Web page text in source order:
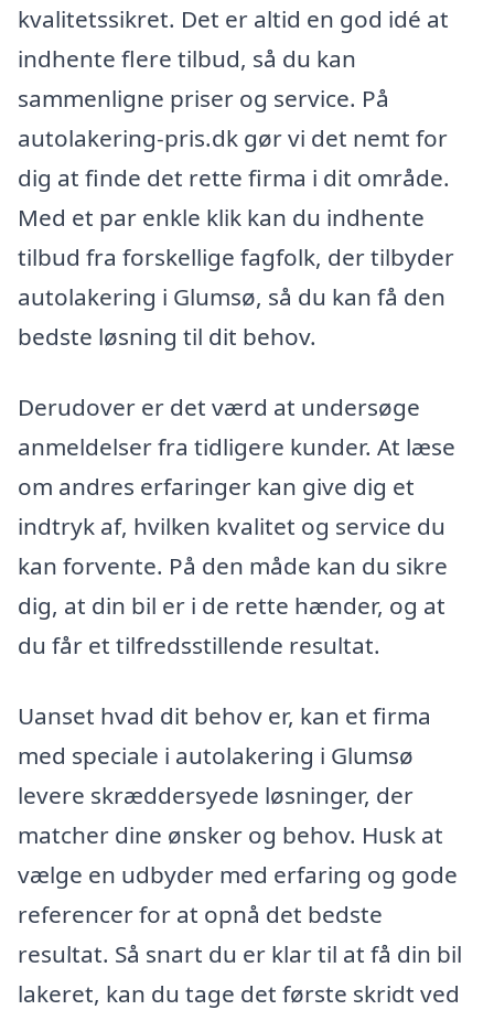
kvalitetssikret. Det er altid en god idé at
indhente flere tilbud, så du kan
sammenligne priser og service. På
autolakering-pris.dk gør vi det nemt for
dig at finde det rette firma i dit område.
Med et par enkle klik kan du indhente
tilbud fra forskellige fagfolk, der tilbyder
autolakering i Glumsø, så du kan få den
bedste løsning til dit behov.
Derudover er det værd at undersøge
anmeldelser fra tidligere kunder. At læse
om andres erfaringer kan give dig et
indtryk af, hvilken kvalitet og service du
kan forvente. På den måde kan du sikre
dig, at din bil er i de rette hænder, og at
du får et tilfredsstillende resultat.
Uanset hvad dit behov er, kan et firma
med speciale i autolakering i Glumsø
levere skræddersyede løsninger, der
matcher dine ønsker og behov. Husk at
vælge en udbyder med erfaring og gode
referencer for at opnå det bedste
resultat. Så snart du er klar til at få din bil
lakeret, kan du tage det første skridt ved